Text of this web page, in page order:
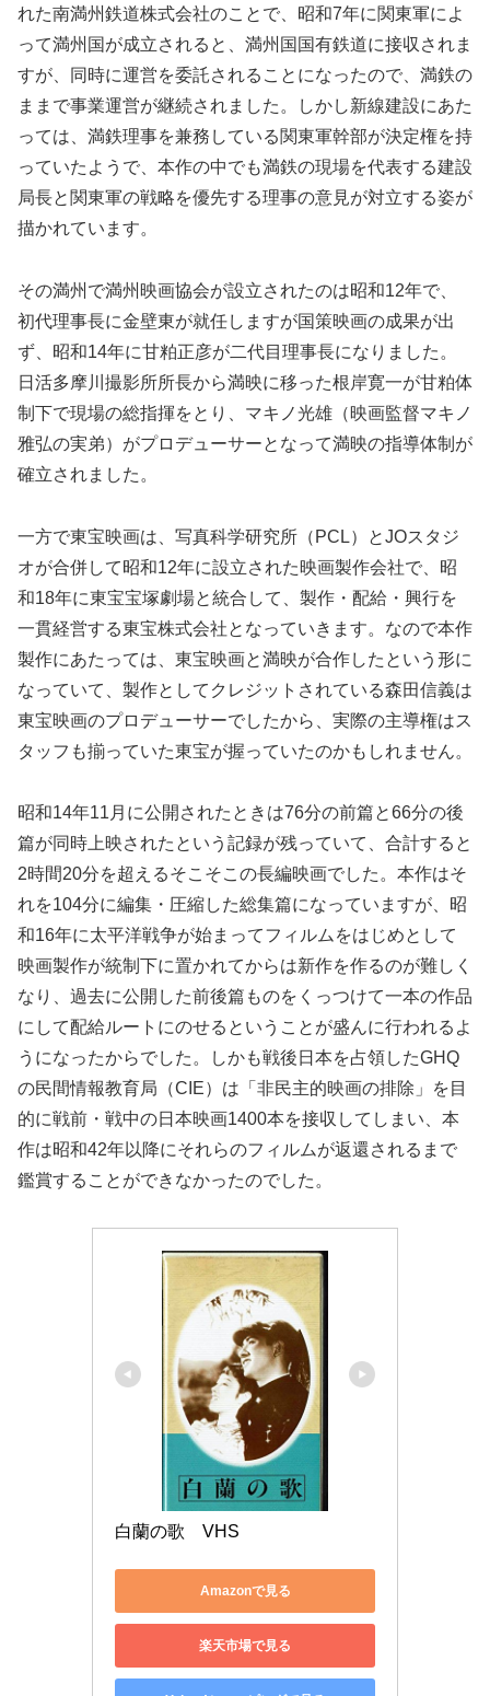
れた南満州鉄道株式会社のことで、昭和7年に関東軍によ
って満州国が成立されると、満州国国有鉄道に接収されま
すが、同時に運営を委託されることになったので、満鉄の
ままで事業運営が継続されました。しかし新線建設にあた
っては、満鉄理事を兼務している関東軍幹部が決定権を持
っていたようで、本作の中でも満鉄の現場を代表する建設
局長と関東軍の戦略を優先する理事の意見が対立する姿が
描かれています。
その満州で満州映画協会が設立されたのは昭和12年で、
初代理事長に金壁東が就任しますが国策映画の成果が出
ず、昭和14年に甘粕正彦が二代目理事長になりました。
日活多摩川撮影所所長から満映に移った根岸寛一が甘粕体
制下で現場の総指揮をとり、マキノ光雄（映画監督マキノ
雅弘の実弟）がプロデューサーとなって満映の指導体制が
確立されました。
一方で東宝映画は、写真科学研究所（PCL）とJOスタジ
オが合併して昭和12年に設立された映画製作会社で、昭
和18年に東宝宝塚劇場と統合して、製作・配給・興行を
一貫経営する東宝株式会社となっていきます。なので本作
製作にあたっては、東宝映画と満映が合作したという形に
なっていて、製作としてクレジットされている森田信義は
東宝映画のプロデューサーでしたから、実際の主導権はス
タッフも揃っていた東宝が握っていたのかもしれません。
昭和14年11月に公開されたときは76分の前篇と66分の後
篇が同時上映されたという記録が残っていて、合計すると
2時間20分を超えるそこそこの長編映画でした。本作はそ
れを104分に編集・圧縮した総集篇になっていますが、昭
和16年に太平洋戦争が始まってフィルムをはじめとして
映画製作が統制下に置かれてからは新作を作るのが難しく
なり、過去に公開した前後篇ものをくっつけて一本の作品
にして配給ルートにのせるということが盛んに行われるよ
うになったからでした。しかも戦後日本を占領したGHQ
の民間情報教育局（CIE）は「非民主的映画の排除」を目
的に戦前・戦中の日本映画1400本を接収してしまい、本
作は昭和42年以降にそれらのフィルムが返還されるまで
鑑賞することができなかったのでした。
白蘭の歌　VHS
Amazonで見る
楽天市場で見る